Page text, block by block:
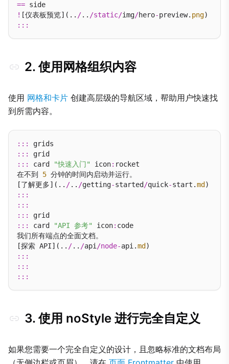
==
! [仪表板预览](.. /.. /static/img/hero-preview. png
:::
2. 使用网格组织内容
使用 网格和卡片 创建高层级的导航区域，帮助用户快速找
到所需内容。
:::
:::
:::
card "快速入门" icon: rocket
在不到 5 分钟的时间内启动并运行。
[了解更多](.. /.. /getting-started /quick-start.md
:::
:::
:::
:::
card "API 参考" icon: code
我们所有端点的全面文档。
[探索 API](.. /.. /api /node-api.md
:::
:::
:::
3. 使用 noStyle 进行完全自定义
如果您需要一个完全自定义的设计，且忽略标准的文档布局